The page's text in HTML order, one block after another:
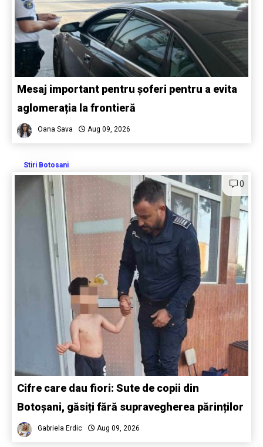
Mesaj important pentru șoferi pentru a evita
aglomerația la frontieră
Oana Sava Aug 09, 2026
Stiri Botosani
0
Cifre care dau fiori: Sute de copii din
Botoșani, găsiți fără supravegherea părinților
Gabriela Erdic Aug 09, 2026